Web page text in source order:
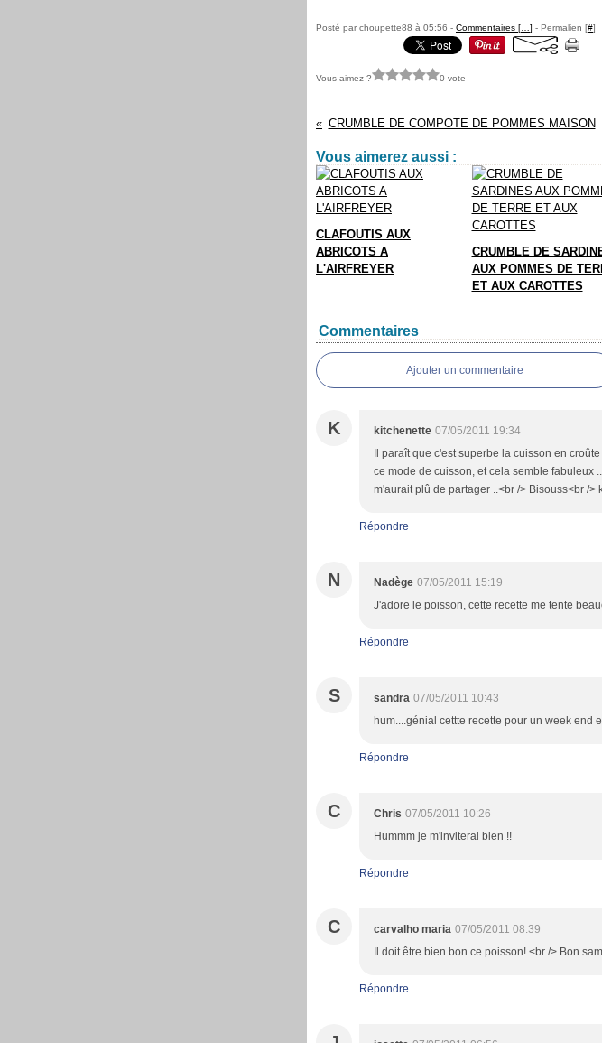
Posté par choupette88 à 05:56 - Commentaires [ ] - Permalien [#]
Vous aimez ? 0 vote
CRUMBLE DE COMPOTE DE POMMES MAISON
Vous aimerez aussi :
CLAFOUTIS AUX
ABRICOTS A
L'AIRFREYER
CRUMBLE DE
AUX POMMES DE
ET AUX CAROTTES
Commentaires
Ajouter un commentaire
K kitchenette 07/05/2011 19:34
Il paraît que c'est superbe la cuisson en
ce mode de cuisson, et cela semble fabuleux
m'aurait plû de partager ..<br /> Bisouss<br />
Répondre
N Nadège 07/05/2011 15:19
J'adore le poisson, cette recette me tente
Répondre
S sandra 07/05/2011 10:43
hum....génial cettte recette pour un week end
Répondre
C Chris 07/05/2011 10:26
Hummm je m'inviterai bien !!
Répondre
C carvalho maria 07/05/2011 08:39
Il doit être bien bon ce poisson! <br /> Bon
Répondre